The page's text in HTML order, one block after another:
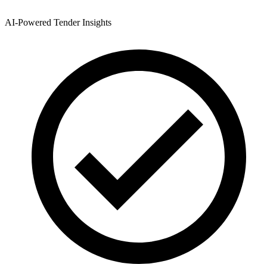
AI-Powered Tender Insights